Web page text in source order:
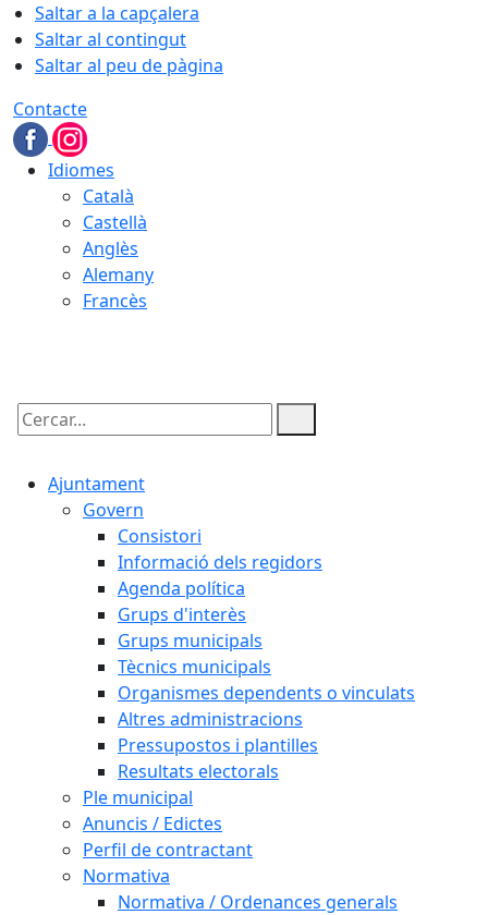
Saltar a la capçalera
Saltar al contingut
Saltar al peu de pàgina
Contacte
Idiomes
Català
Castellà
Anglès
Alemany
Francès
Cercar:
Ajuntament
Govern
Consistori
Informació dels regidors
Agenda política
Grups d'interès
Grups municipals
Tècnics municipals
Organismes dependents o vinculats
Altres administracions
Pressupostos i plantilles
Resultats electorals
Ple municipal
Anuncis / Edictes
Perfil de contractant
Normativa
Normativa / Ordenances generals